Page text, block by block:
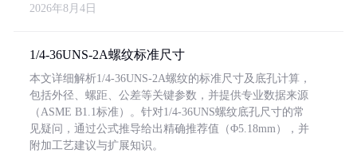
2026年8月4日
1/4-36UNS-2A螺纹标准尺寸
本文详细解析1/4-36UNS-2A螺纹的标准尺寸及底孔计算，
包括外径、螺距、公差等关键参数，并提供专业数据来源
（ASME B1.1标准）。针对1/4-36UNS螺纹底孔尺寸的常
见疑问，通过公式推导给出精确推荐值（Φ5.18mm），并
附加工艺建议与扩展知识。